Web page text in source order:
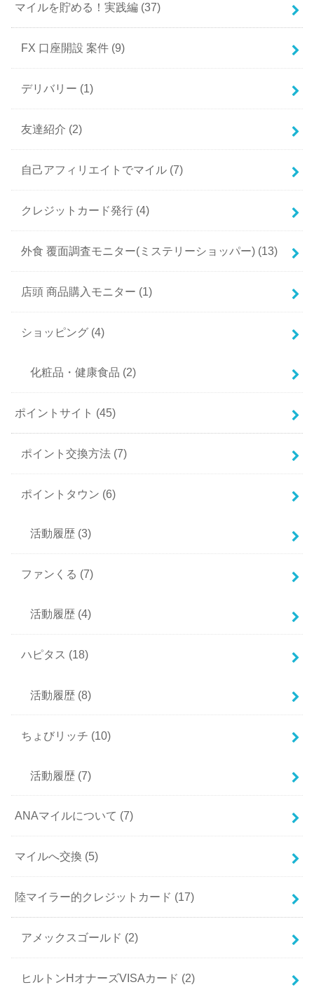
マイルを貯める！実践編 (37)
FX 口座開設 案件 (9)
デリバリー (1)
友達紹介 (2)
自己アフィリエイトでマイル (7)
クレジットカード発行 (4)
外食 覆面調査モニター(ミステリーショッパー) (13)
店頭 商品購入モニター (1)
ショッピング (4)
化粧品・健康食品 (2)
ポイントサイト (45)
ポイント交換方法 (7)
ポイントタウン (6)
活動履歴 (3)
ファンくる (7)
活動履歴 (4)
ハピタス (18)
活動履歴 (8)
ちょびリッチ (10)
活動履歴 (7)
ANAマイルについて (7)
マイルへ交換 (5)
陸マイラー的クレジットカード (17)
アメックスゴールド (2)
ヒルトンHオナーズVISAカード (2)